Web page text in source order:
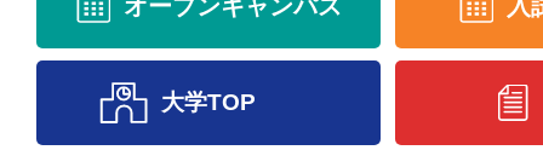
オープンキャンパス 入
大学TOP